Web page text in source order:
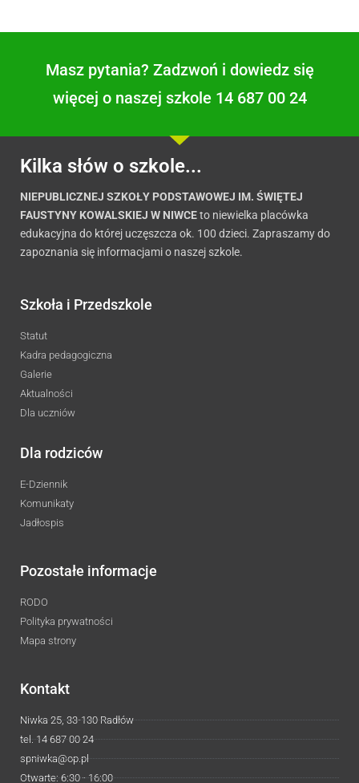
Masz pytania? Zadzwoń i dowiedz się
więcej o naszej szkole 14 687 00 24
Kilka słów o szkole...
NIEPUBLICZNEJ SZKOŁY PODSTAWOWEJ IM. ŚWIĘTEJ
FAUSTYNY KOWALSKIEJ W NIWCEto niewielka placówka
edukacyjna do której uczęszcza ok. 100 dzieci. Zapraszamy do
zapoznania się informacjami o naszej szkole.
Szkoła i Przedszkole
Statut
Kadra pedagogiczna
Galerie
Aktualności
Dla uczniów
Dla rodziców
E-Dziennik
Komunikaty
Jadłospis
Pozostałe informacje
RODO
Polityka prywatności
Mapa strony
Kontakt
Niwka 25, 33-130 Radłów
tel. 14 687 00 24
spniwka@op.pl
Otwarte: 6:30 - 16:00